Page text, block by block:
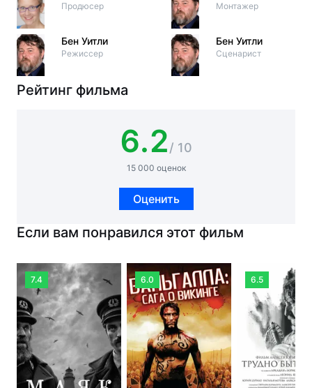
Продюсер
Бен Уитли
Режиссер
Монтажер
Бен Уитли
Сценарист
Рейтинг фильма
6.2/ 10
15 000 оценок
Оценить
Если вам понравился этот фильм
7.4 6.0 6.5